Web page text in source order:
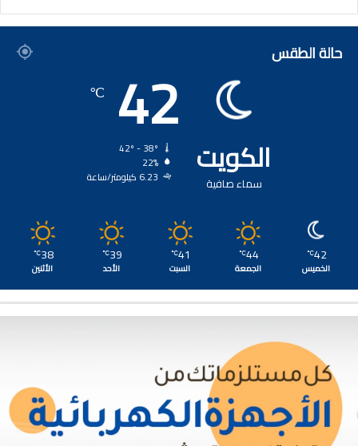
حالة الطقس
الكويت
سماء صافية
42
℃
22%
6.23 كيلومتر/ساعة
42
℃
الخميس
44
℃
الجمعة
41
℃
السبت
39
℃
الأحد
38
℃
الأثنين